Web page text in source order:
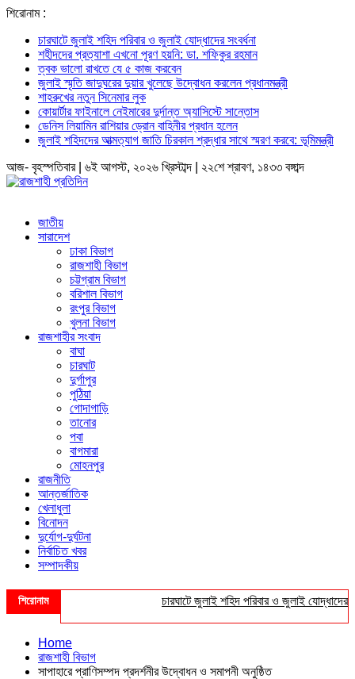
শিরোনাম :
চারঘাটে জুলাই শহিদ পরিবার ও জুলাই যোদ্ধাদের সংবর্ধনা
শহীদদের প্রত্যাশা এখনো পূরণ হয়নি: ডা. শফিকুর রহমান
ত্বক ভালো রাখতে যে ৫ কাজ করবেন
জুলাই স্মৃতি জাদুঘরের দুয়ার খুলেছে উদ্বোধন করলেন প্রধানমন্ত্রী
শাহরুখের নতুন সিনেমার লুক
কোয়ার্টার ফাইনালে নেইমারের দুর্দান্ত অ্যাসিস্টে সান্তোস
ডেনিস লিয়ামিন রাশিয়ার ড্রোন বাহিনীর প্রধান হলেন
জুলাই শহিদদের আত্মত্যাগ জাতি চিরকাল শ্রদ্ধার সাথে স্মরণ করবে: ভূমিমন্ত্রী
আজ- বৃহস্পতিবার | ৬ই আগস্ট, ২০২৬ খ্রিস্টাব্দ | ২২শে শ্রাবণ, ১৪৩৩ বঙ্গাব্দ
জাতীয়
সারাদেশ
ঢাকা বিভাগ
রাজশাহী বিভাগ
চট্টগ্রাম বিভাগ
বরিশাল বিভাগ
রংপুর বিভাগ
খুলনা বিভাগ
রাজশাহীর সংবাদ
বাঘা
চারঘাট
দুর্গাপুর
পুঠিয়া
গোদাগাড়ি
তানোর
পবা
বাগমারা
মোহনপুর
রাজনীতি
আন্তর্জাতিক
খেলাধুলা
বিনোদন
দুর্যোগ-দুর্ঘটনা
নির্বাচিত খবর
সম্পাদকীয়
শিরোনাম চারঘাটে জুলাই শহিদ পরিবার ও জুলাই যোদ্ধাদের
Home
রাজশাহী বিভাগ
সাপাহারে প্রাণিসম্পদ প্রদর্শনীর উদ্বোধন ও সমাপনী অনুষ্ঠিত